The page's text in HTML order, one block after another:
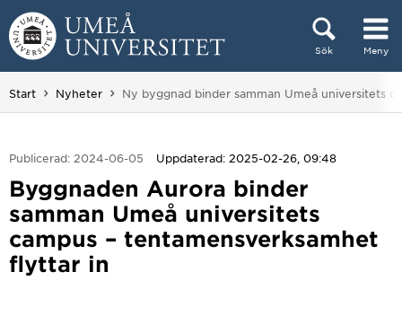
Hoppa direkt till innehållet
Sök Meny
Huvudmenyn dold.
Start Nyheter Du är här:
Ny byggnad binder samman Umeå universitets
Publicerad: 2024-06-05 Uppdaterad: 2025-02-26, 09:48
Byggnaden Aurora binder
samman Umeå universitets
campus – tentamensverksamhet
flyttar in